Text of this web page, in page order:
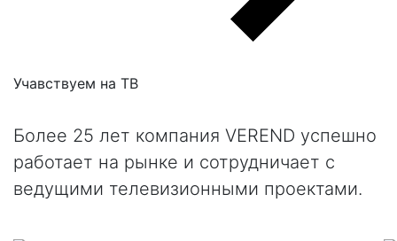
Учавствуем на ТВ
Более 25 лет компания VEREND успешно
работает на рынке и сотрудничает с
ведущими телевизионными проектами.